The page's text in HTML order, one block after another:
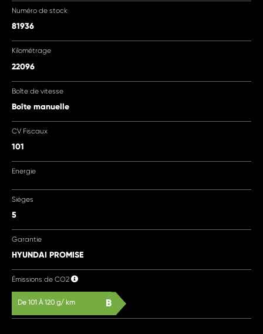
Numéro de stock
81936
Kilométrage
22096
Boîte de vitesse
Boîte manuelle
CV Fiscaux
101
Energie
Sièges
5
Garantie
HYUNDAI PROMISE
Émissions de CO2
De 101 À 120 g/ km B